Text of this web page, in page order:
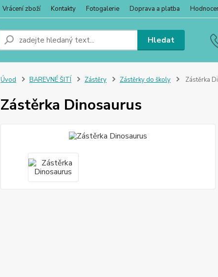
Vrácení zboží Kontakty Fotogalerie Doprava a platba
Hledat
Úvod BAREVNÉ ŠITÍ Zástěry Zástěrky do školy Zástěrka
Zástěrka Dinosaurus